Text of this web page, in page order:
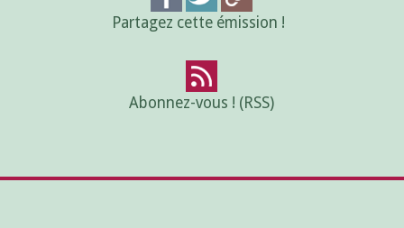
Partagez cette émission !
Abonnez-vous ! (RSS)